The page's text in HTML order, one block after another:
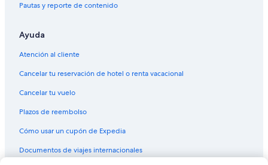
Pautas y reporte de contenido
Ayuda
Atención al cliente
Cancelar tu reservación de hotel o renta vacacional
Cancelar tu vuelo
Plazos de reembolso
Cómo usar un cupón de Expedia
Documentos de viajes internacionales